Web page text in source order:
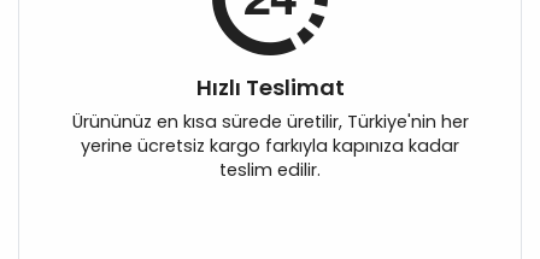
Hızlı Teslimat
Ürününüz en kısa sürede üretilir, Türkiye'nin her
yerine ücretsiz kargo farkıyla kapınıza kadar
teslim edilir.